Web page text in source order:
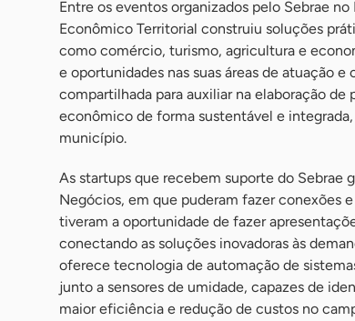
Entre os eventos organizados pelo Sebrae
Econômico Territorial construiu soluções
como comércio, turismo, agricultura e
e oportunidades nas suas áreas de atuação
compartilhada para auxiliar na elaboração
econômico de forma sustentável e
município.
As startups que recebem suporte do Sebrae
Negócios, em que puderam fazer conexões
tiveram a oportunidade de fazer
conectando as soluções inovadoras às
oferece tecnologia de automação de
junto a sensores de umidade, capazes de
maior eficiência e redução de custos no